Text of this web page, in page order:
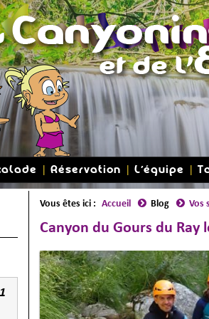
Réservation L'équipe
Vous êtes ici : Accueil Blog Vos
Canyon du Gours du Ray